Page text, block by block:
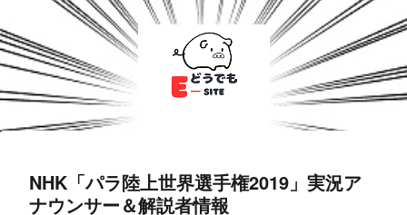
NHK「パラ陸上世界選手権2019」実況ア
ナウンサー＆解説者情報